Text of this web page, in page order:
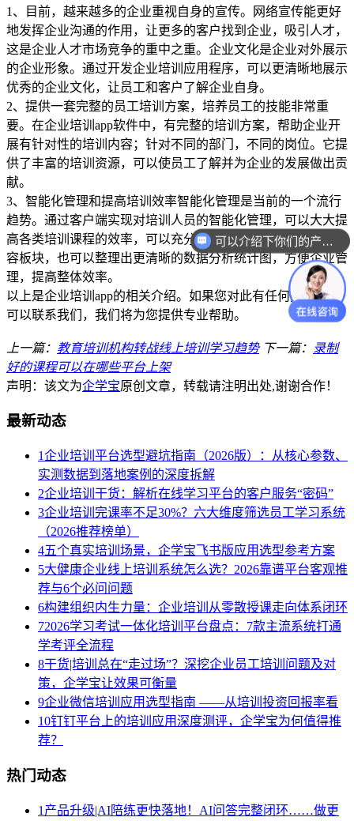
1、目前，越来越多的企业重视自身的宣传。网络宣传能更好
地发挥企业沟通的作用，让更多的客户找到企业，吸引人才，
这是企业人才市场竞争的重中之重。企业文化是企业对外展示
的企业形象。通过开发企业培训应用程序，可以更清晰地展示
优秀的企业文化，让员工和客户了解企业自身。
2、提供一套完整的员工培训方案，培养员工的技能非常重
要。在企业培训app软件中，有完整的培训方案，帮助企业开
展有针对性的培训内容；针对不同的部门，不同的岗位。它提
供了丰富的培训资源，可以使员工了解并为企业的发展做出贡
献。
3、智能化管理和提高培训效率智能化管理是当前的一个流行
趋势。通过客户端实现对培训人员的智能化管理，可以大大提
高各类培训课程的效率，可以充分利用有限的时间完成培训内
容板块，也可以整理出更清晰的数据分析统计图，方便企业管
理，提高整体效率。
以上是企业培训app的相关介绍。如果您对此有任何疑问，也
可以联系我们，我们将为您提供专业帮助。
上一篇： 教育培训机构转战线上培训学习趋势 下一篇： 录制
好的课程可以在哪些平台上架
声明：该文为企学宝原创文章，转载请注明出处,谢谢合作！
最新动态
1企业培训平台选型避坑指南（2026版）：从核心参数、
实测数据到落地案例的深度拆解
2企业培训干货：解析在线学习平台的客户服务“密码”
3企业培训完课率不足30%？六大维度筛选员工学习系统
（2026推荐榜单）
4五个真实培训场景，企学宝飞书版应用选型参考方案
5大健康企业线上培训系统怎么选？2026靠谱平台客观推
荐与6个必问问题
6构建组织内生力量：企业培训从零散授课走向体系闭环
72026学习考试一体化培训平台盘点：7款主流系统打通
学考评全流程
8干货|培训总在“走过场”？深挖企业员工培训问题及对
策，企学宝让效果可衡量
9企业微信培训应用选型指南 ——从培训投资回报率看
10钉钉平台上的培训应用深度测评，企学宝为何值得推
荐？
热门动态
1 产品升级|AI陪练更快落地！AI问答完整闭环……做更
可以介绍下你们的产品么？